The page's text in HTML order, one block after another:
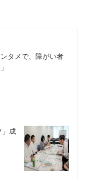
タメで、障がい者
」成